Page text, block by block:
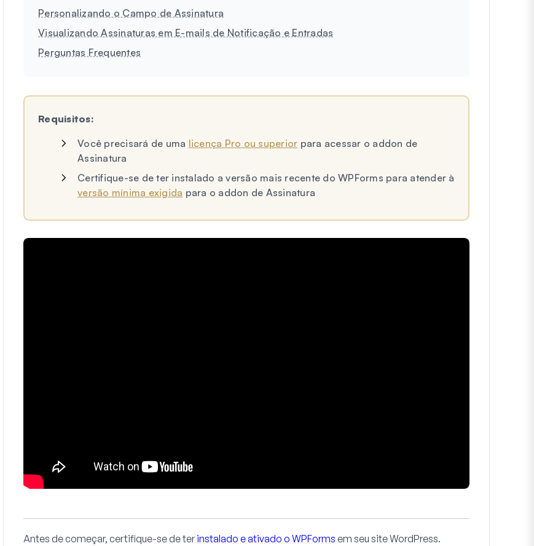
Personalizando o Campo de Assinatura
Visualizando Assinaturas em E-mails de Notificação e Entradas
Perguntas Frequentes
Requisitos:
Você precisará de uma licença Pro ou superior para acessar o addon de
Assinatura
Certifique-se de ter instalado a versão mais recente do WPForms para atender à
versão mínima exigida para o addon de Assinatura
Antes de começar, certifique-se de ter instalado e ativado o WPForms em seu site WordPress.